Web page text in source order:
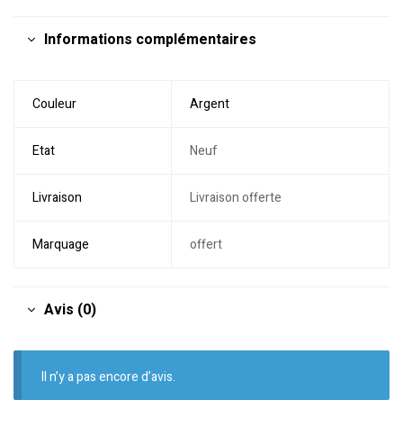
Informations complémentaires
Couleur Argent
Etat Neuf
Livraison Livraison offerte
Marquage offert
Avis (0)
Il n’y a pas encore d’avis.